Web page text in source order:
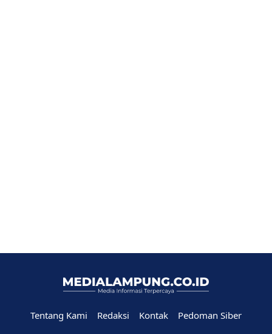
Tentang Kami Redaksi Kontak
Pedoman Siber